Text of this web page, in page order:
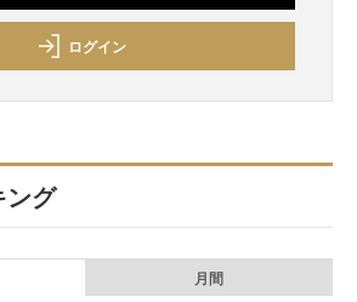
ログイン
ング
月間